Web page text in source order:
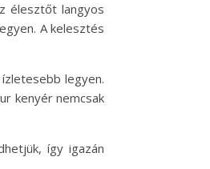
élesztőt langyos
A kelesztés
legyen.
kenyér nemcsak
így igazán